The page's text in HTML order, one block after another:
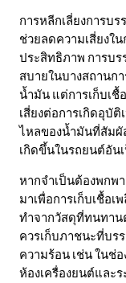
การหลีกเลี่ยงการบ
ช่วยลดความเสี่ยงใ
ประสิทธิภาพ การบร
สบายในบางสถานก
น้ำมัน แต่การเก็บเชื้
เสี่ยงต่อการเกิดอุบั
ไหลของน้ำมันที่สัม
เกิดขึ้นในรถยนต์อัน
หากจำเป็นต้องพกพ
มาเพื่อการเก็บเชื้อ
ทำจากวัสดุที่ทนทาน
ควรเก็บภาชนะที่บร
ความร้อน เช่น ในช่
ห้องเครื่องยนต์และ